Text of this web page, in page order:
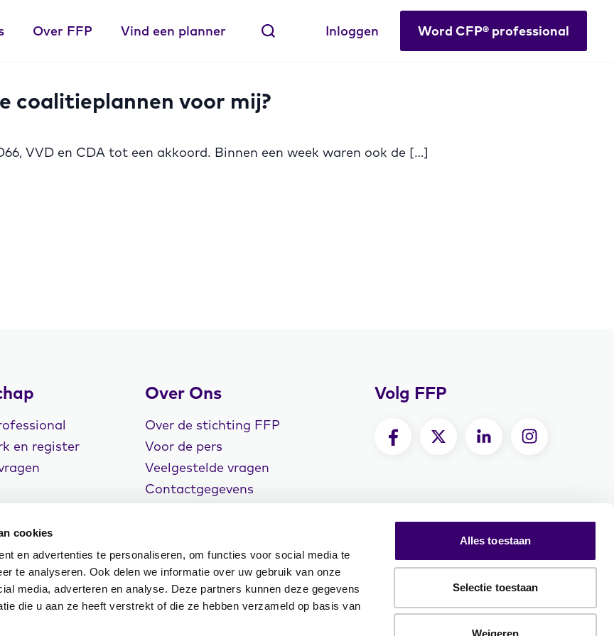
cookies
en advertenties te personaliseren, om functies voor social media te
te analyseren. Ook delen we informatie over uw gebruik van onze
media, adverteren en analyse. Deze partners kunnen deze gegevens
die u aan ze heeft verstrekt of die ze hebben verzameld op basis van
Alles toestaan
Selectie toestaan
Weigeren
Over FFP Vind een planner Inloggen Word CFP® professional
coalitieplannen voor mij?
VVD en CDA tot een akkoord. Binnen een week waren ook de […]
en register
Over Ons
Over de stichting FFP
Voor de pers
Veelgestelde vragen
Contactgegevens
Volg FFP
Cookiebeleid
Klachtenregeling